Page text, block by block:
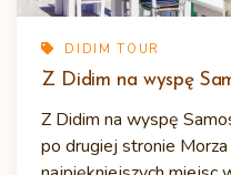
DIDIM TOUR
Z Didim na wyspę
Z Didim na wyspę
po drugiej stronie